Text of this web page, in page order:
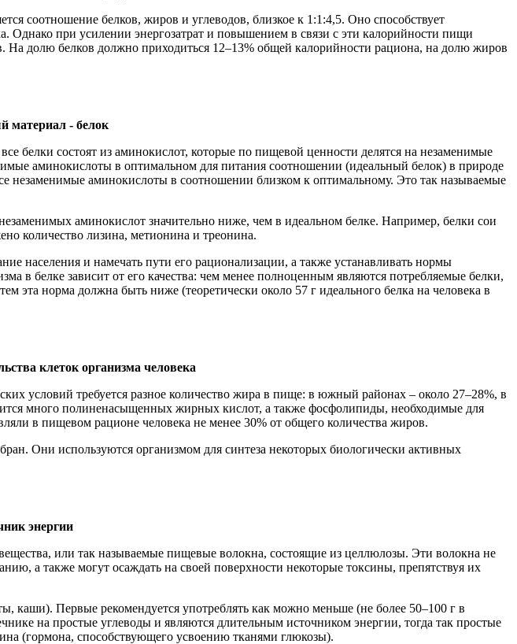
соотношение белков, жиров и углеводов, близкое к 1:1:4,5. Оно способствует
Однако при усилении энергозатрат и повышением в связи с эти калорийности пищи
На долю белков должно приходиться 12–13% общей калорийности рациона, на долю жиров
материал - белок
белки состоят из аминокислот, которые по пищевой ценности делятся на незаменимые
аминокислоты в оптимальном для питания соотношении (идеальный белок) в природе
незаменимые аминокислоты в соотношении близком к оптимальному. Это так называемые
аминокислот значительно ниже, чем в идеальном белке. Например, белки сои
количество лизина, метионина и треонина.
населения и намечать пути его рационализации, а также устанавливать нормы
в белке зависит от его качества: чем менее полноценным являются потребляемые белки,
эта норма должна быть ниже (теоретически около 57 г идеального белка на человека в
клеток организма человека
условий требуется разное количество жира в пище: в южный районах – около 27–28%, в
много полиненасыщенных жирных кислот, а также фосфолипиды, необходимые для
в пищевом рационе человека не менее 30% от общего количества жиров.
Они используются организмом для синтеза некоторых биологически активных
энергии
или так называемые пищевые волокна, состоящие из целлюлозы. Эти волокна не
а также могут осаждать на своей поверхности некоторые токсины, препятствуя их
каши). Первые рекомендуется употреблять как можно меньше (не более 50–100 г в
на простые углеводы и являются длительным источником энергии, тогда так простые
(гормона, способствующего усвоению тканями глюкозы).